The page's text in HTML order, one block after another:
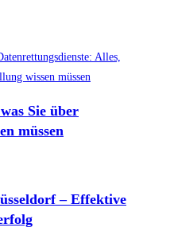
Sie über
müssen
– Effektive